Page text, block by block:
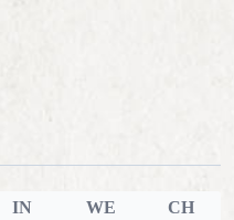
IN WE
CH